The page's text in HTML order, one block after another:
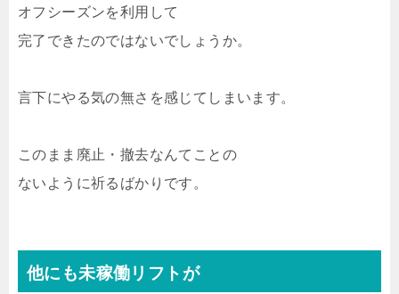
オフシーズンを利用して
完了できたのではないでしょうか。
言下にやる気の無さを感じてしまいます。
このまま廃止・撤去なんてことの
ないように祈るばかりです。
他にも未稼働リフトが